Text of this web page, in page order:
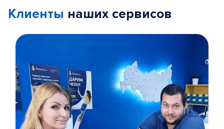
Клиенты наших сервисов